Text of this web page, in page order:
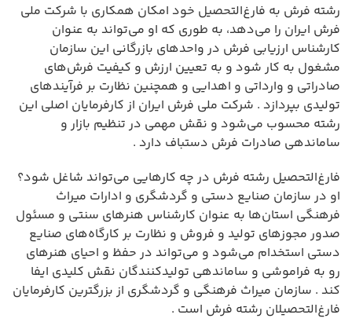
رشته فرش به فارغ‌التحصیل خود امکان همکاری با شرکت ملی
فرش ایران را می‌دهد، به طوری که او می‌تواند به عنوان
کارشناس ارزیابی فرش در واحدهای بازرگانی این سازمان
مشغول به کار شود و به تعیین ارزش و کیفیت فرش‌های
صادراتی و وارداتی و اهدایی و همچنین نظارت بر فرآیندهای
تولیدی بپردازد . شرکت ملی فرش ایران از کارفرمایان اصلی این
رشته محسوب می‌شود و نقش مهمی در تنظیم بازار و
ساماندهی صادرات فرش دستباف دارد .
فارغ‌التحصیل رشته فرش در چه کارهایی می‌تواند شاغل شود؟
او در سازمان صنایع دستی و گردشگری و ادارات میراث
فرهنگی استان‌ها به عنوان کارشناس هنرهای سنتی و مسئول
صدور مجوزهای تولید و فروش و نظارت بر کارگاه‌های صنایع
دستی استخدام می‌شود و می‌تواند در حفظ و احیای هنرهای
رو به فراموشی و ساماندهی تولیدکنندگان نقش کلیدی ایفا
کند . سازمان میراث فرهنگی و گردشگری از بزرگترین کارفرمایان
فارغ‌التحصیلان رشته فرش است .